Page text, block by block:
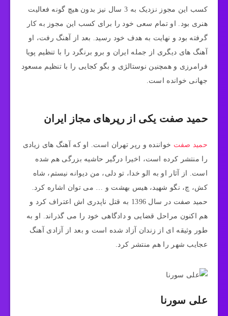
کسب این مجوز نزدیک به 3 سال نیز بدون هیچ گونه فعالیت
هنری بود. او تمام سعی خود را برای کسب این مجوز به کار
گرفته بود و نهایت به هدف خود رسید. بعد از آهنگ رفت، او
آهنگ های دیگری از جمله ایران و برو برنگرد را با تنظیم پویا
فرامرزی و همچنین نوستالژی و بگو کجایی را با تنظیم مسعود
جهانی خوانده است.
حمید صفت یکی از رپرهای مجاز ایران
حمید صفت خواننده و رپر تهران است. او که آهنگ های زیادی
را منتشر کرده است، اخیرا درگیر حاشیه بزرگی هم شده
است. از آثار او به الو خدا، تو دلی، من دیوانه نیستم، شاه
کش، چ، نگو شهید، هیس بهشت و … می توان اشاره کرد.
حمید صفت در سال 1396 به قتل ناپدری اش اعتراف کرد و
هم اکنون مراحل قضایی و دادگاهی خود را می گذراند. او به
طور وثیقه ای از زندان آزاد شده است و بعد از آزادی آهنگ
عجایب شهر را هم منتشر کرد.
علی سورنا